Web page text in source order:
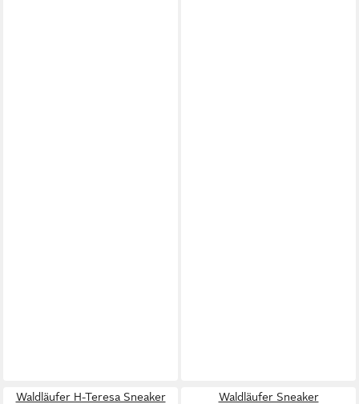
Waldläufer H-Teresa Sneaker Waldläufer Sneaker